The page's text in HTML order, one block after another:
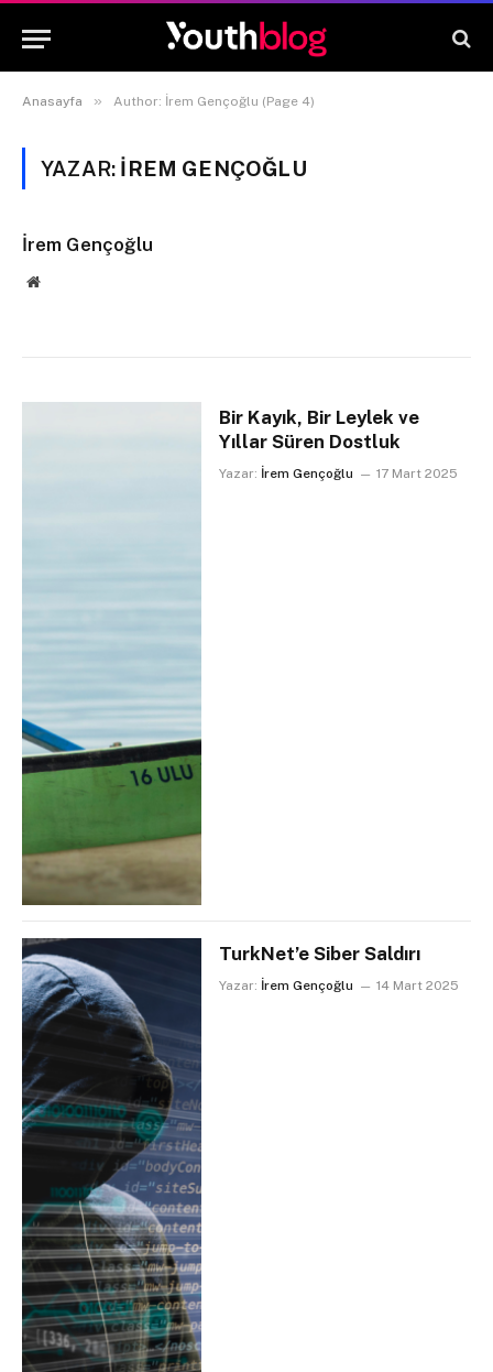
Anasayfa » Author: İrem Gençoğlu (Page 4)
YAZAR: İREM GENÇOĞLU
İrem Gençoğlu
Website
Bir Kayık, Bir Leylek ve
Yıllar Süren Dostluk
Yazar: İrem Gençoğlu 17 Mart 2025
TurkNet’e Siber Saldırı
Yazar: İrem Gençoğlu 14 Mart 2025